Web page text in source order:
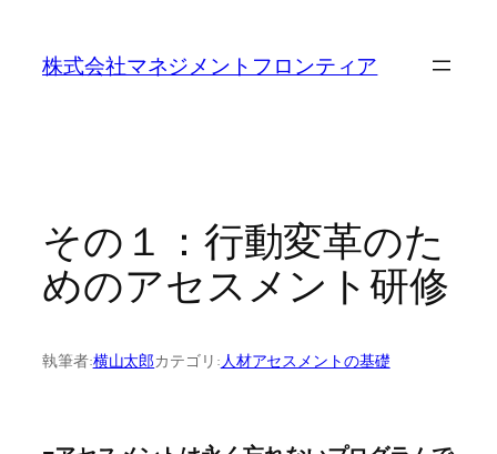
株式会社マネジメントフロンティア
その１：行動変革のた
めのアセスメント研修
執筆者:横山太郎カテゴリ:人材アセスメントの基礎